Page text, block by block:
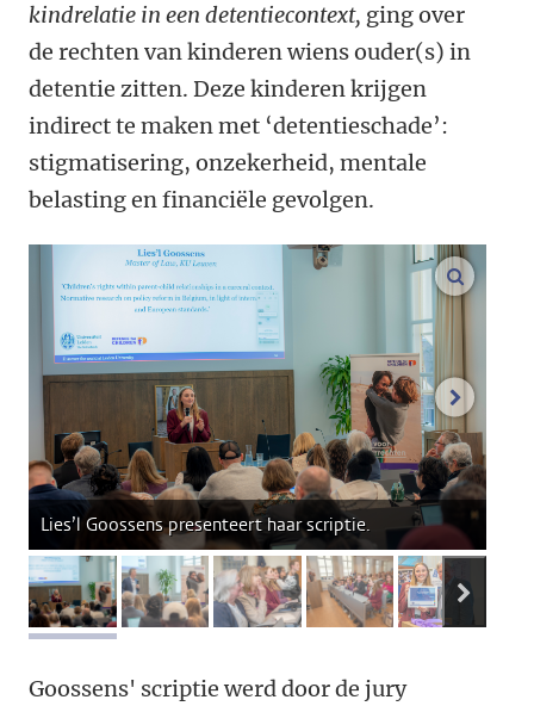
kindrelatie in een detentiecontext, ging over
de rechten van kinderen wiens ouder(s) in
detentie zitten. Deze kinderen krijgen
indirect te maken met ‘detentieschade’:
stigmatisering, onzekerheid, mentale
belasting en financiële gevolgen.
Lies’l Goossens presenteert haar scriptie.
afbeelding 1afbeelding 2afbeelding 3afbeelding 4
Goossens' scriptie werd door de jury